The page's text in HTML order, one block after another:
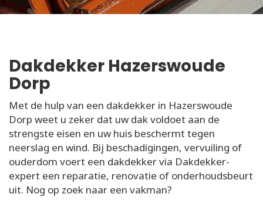
Dakdekker Hazerswoude
Dorp
Met de hulp van een dakdekker in Hazerswoude
Dorp weet u zeker dat uw dak voldoet aan de
strengste eisen en uw huis beschermt tegen
neerslag en wind. Bij beschadigingen, vervuiling of
ouderdom voert een dakdekker via Dakdekker-
expert een reparatie, renovatie of onderhoudsbeurt
uit. Nog op zoek naar een vakman?